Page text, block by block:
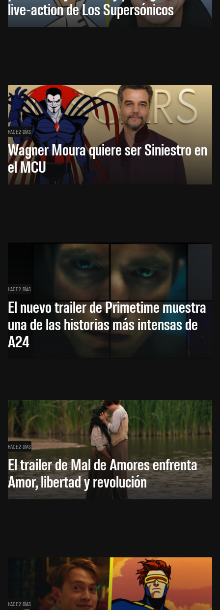
live-action de Los Supersónicos
HACE 2 DÍAS
Wagner Moura quiere ser Siniestro en
el MCU
HACE 2 DÍAS
El nuevo trailer de Primetime muestra
una de las historias más intensas de
A24
HACE 2 DÍAS
El trailer de Mal de Amores enfrenta
Amor, libertad y revolución
HACE 2 DÍAS